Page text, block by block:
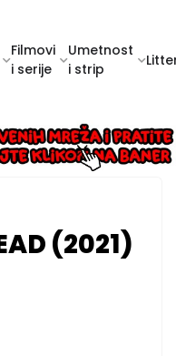
Filmovi
i serije
Umetnost
i strip
(2021)